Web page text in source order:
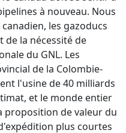
à nouveau. Nous
les gazoducs
la nécessité de
du GNL. Les
de la Colombie-
l'usine de 40 milliards
et le monde entier
proposition de valeur du
plus courtes